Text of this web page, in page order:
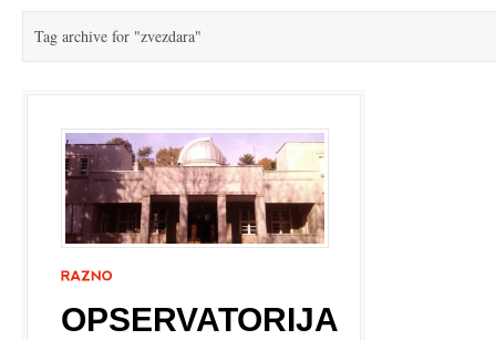
Tag archive for "zvezdara"
OPSERVATORIJA